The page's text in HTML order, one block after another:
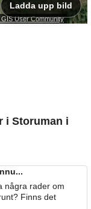
User Community
Ladda upp bild
i Storuman i
några rader om
Finns det